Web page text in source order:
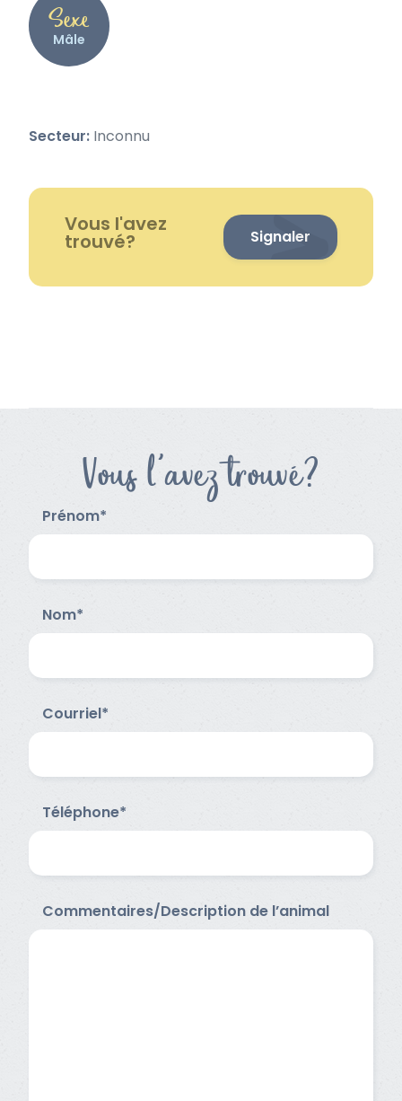
Sexe
Mâle
Secteur: Inconnu
Vous l'avez
trouvé? Signaler
Vous l'avez trouvé?
Prénom*
Nom*
Courriel*
Téléphone*
Commentaires/Description de l’animal